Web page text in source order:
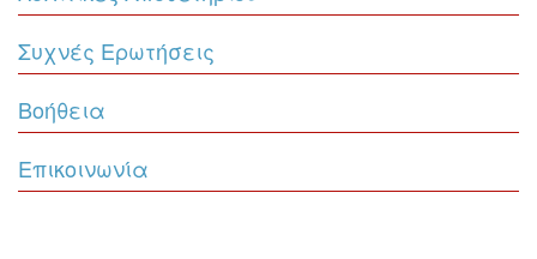
Συχνές Ερωτήσεις
Βοήθεια
Επικοινωνία